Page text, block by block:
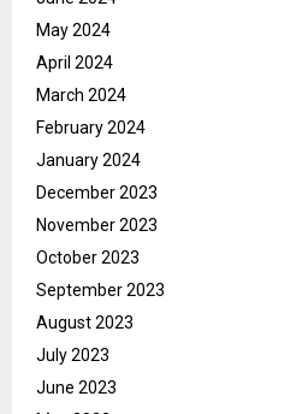
May 2024
April 2024
March 2024
February 2024
January 2024
December 2023
November 2023
October 2023
September 2023
August 2023
July 2023
June 2023